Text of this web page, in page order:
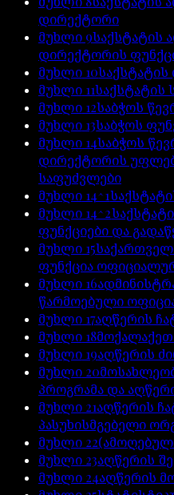
დირექტორი
მუხლი 9საქსტატის
დირექტორის
მუხლი 10საქსტატის
მუხლი 11საქსტატის
მუხლი 12საბჭოს
მუხლი 13საბჭოს
მუხლი 14საბჭოს
დირექტორის
საფუძვლები
მუხლი 14^1
მუხლი 14^2
ფუნქციები და
მუხლი 15
ფუნქცია
მუხლი 16
წარმოებული
მუხლი 17აღწერის
მუხლი 18
მუხლი 19აღწერის
მუხლი 20
პროგრამა და
მუხლი 21აღწერის
პასუხისმგებელი
მუხლი 22
მუხლი 23აღწერის
მუხლი 24აღწერის